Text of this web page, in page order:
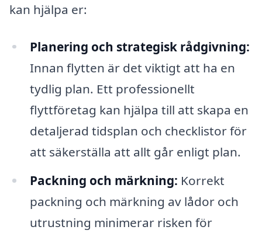
kan hjälpa er:
Planering och strategisk rådgivning:
Innan flytten är det viktigt att ha en
tydlig plan. Ett professionellt
flyttföretag kan hjälpa till att skapa en
detaljerad tidsplan och checklistor för
att säkerställa att allt går enligt plan.
Packning och märkning: Korrekt
packning och märkning av lådor och
utrustning minimerar risken för